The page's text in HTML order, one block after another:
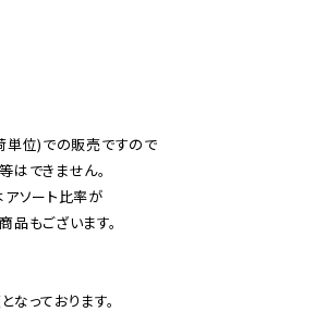
単位)での販売ですので
はできません。
アソート比率が
品もございます。
っております。